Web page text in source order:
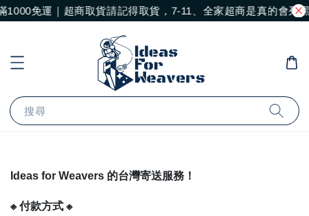
免運｜超商取貨請記得取貨，7-11、全家超商是真的會列
搜尋
Ideas for Weavers 的台灣寄送服務！
※ 付款方式 ※